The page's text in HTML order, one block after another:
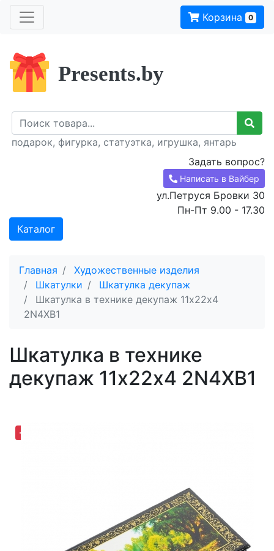
Корзина 0
Presents.by
подарок, фигурка, статуэтка, игрушка, янтарь
Задать вопрос?
Написать в Вайбер
ул.Петруся Бровки 30
Пн-Пт 9.00 - 17.30
Каталог
Главная
Художественные изделия
Шкатулки
Шкатулка декупаж
Шкатулка в технике декупаж 11х22х4
2N4XB1
Шкатулка в технике
декупаж 11х22х4 2N4XB1
-30,81%